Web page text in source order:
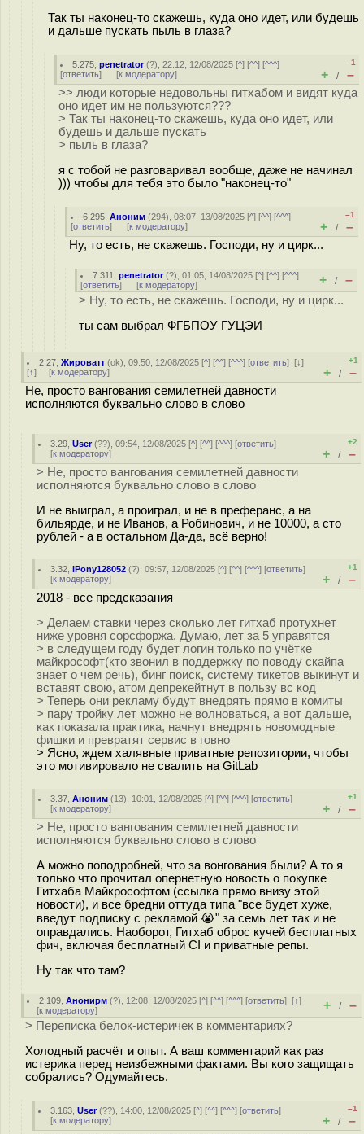
Так ты наконец-то скажешь, куда оно идет, или будешь
и дальше пускать пыль в глаза?
5.275 ,penetrator(?), 22:12, 12/08/2025 [^] [^^] [^^^]
[ответить] [к модератору]
–1
+ / –
>> люди которые недовольны гитхабом и видят куда
оно идет им не пользуются???
> Так ты наконец-то скажешь, куда оно идет, или
будешь и дальше пускать
> пыль в глаза?
я с тобой не разговаривал вообще, даже не начинал
))) чтобы для тебя это было "наконец-то"
6.295 ,Аноним (294), 08:07, 13/08/2025 [^] [^^] [^^^]
[ответить] [к модератору]
–1
+ / –
Ну, то есть, не скажешь. Господи, ну и циpк...
7.311 ,penetrator(?), 01:05, 14/08/2025 [^] [^^] [^^^]
[ответить] [к модератору] + / –
> Ну, то есть, не скажешь. Господи, ну и циpк...
ты сам выбрал ФГБПОУ ГУЦЭИ
2.27 ,Жироватт (ok), 09:50, 12/08/2025 [^] [^^] [^^^] [ответить][↓]
[↑] [к модератору]
+1
+ / –
Не, просто вангования семилетней давности
исполняются буквально слово в слово
3.29 ,User(??), 09:54, 12/08/2025 [^] [^^] [^^^] [ответить]
[к модератору]
+2
+ / –
> Не, просто вангования семилетней давности
исполняются буквально слово в слово
И не выиграл, а проиграл, и не в преферанс, а на
бильярде, и не Иванов, а Робинович, и не 10000, а сто
рублей - а в остальном Да-да, всё верно!
3.32 ,iPony128052 (?), 09:57, 12/08/2025 [^] [^^] [^^^] [ответить]
[к модератору]
+1
+ / –
2018 - все предсказания
> Делаем ставки через сколько лет гитхаб протухнет
ниже уровня сорсфоржа. Думаю, лет за 5 управятся
> в следущем году будет логин только по учётке
майкрософт(кто звонил в поддержку по поводу скайпа
знает о чем речь), бинг поиск, систему тикетов выкинут и
вставят свою, атом депрекейтнут в пользу вс код
> Теперь они рекламу будут внедрять прямо в комиты
> пару тройку лет можно не волноваться, а вот дальше,
как показала практика, начнут внедрять новомодные
фишки и превратят сервис в говно
> Ясно, ждем халявные приватные репозитории, чтобы
это мотивировало не свалить на GitLab
3.37 ,Аноним (13), 10:01, 12/08/2025 [^] [^^] [^^^] [ответить]
[к модератору]
+1
+ / –
> Не, просто вангования семилетней давности
исполняются буквально слово в слово
А можно поподробней, что за вонгования были? А то я
только что прочитал опернетную новость о покупке
Гитхаба Майкрософтом (ссылка прямо внизу этой
новости), и все бредни оттуда типа "все будет хуже,
введут подписку с рекламой 😭" за семь лет так и не
оправдались. Наоборот, Гитхаб оброс кучей бесплатных
фич, включая бесплатный CI и приватные репы.
Ну так что там?
2.109 ,Анонирм (?), 12:08, 12/08/2025 [^] [^^] [^^^] [ответить][↑]
[к модератору] + / –
> Переписка белок-истеричек в комментариях?
Холодный расчёт и опыт. А ваш комментарий как раз
истерика перед неизбежными фактами. Вы кого защищать
собрались? Одумайтесь.
3.163 ,User(??), 14:00, 12/08/2025 [^] [^^] [^^^] [ответить]
[к модератору]
–1
+ / –